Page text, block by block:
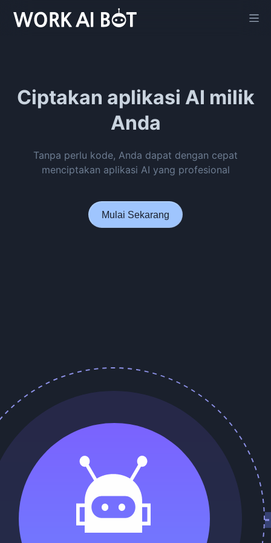
Ciptakan aplikasi AI milik
Anda
Tanpa perlu kode, Anda dapat dengan cepat
menciptakan aplikasi AI yang profesional
Mulai Sekarang